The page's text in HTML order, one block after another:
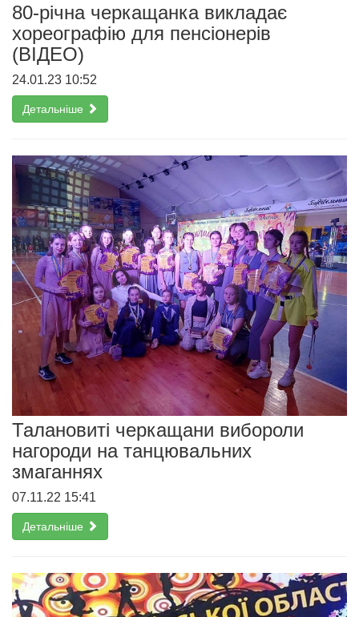
80-річна черкащанка викладає
хореографію для пенсіонерів
(ВІДЕО)
24.01.23 10:52
Детальніше
Талановиті черкащани вибороли
нагороди на танцювальних
змаганнях
07.11.22 15:41
Детальніше